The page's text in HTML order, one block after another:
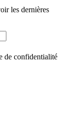
les dernières
de confidentialité